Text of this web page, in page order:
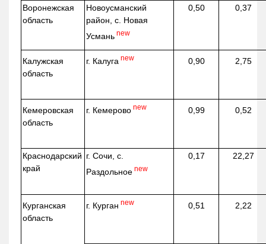
Воронежская
область
Новоусманский
район, с. Новая
Усмань new
0,50 0,37
Калужская
область
г. Калуга new 0,90 2,75
Кемеровская
область
г. Кемерово new 0,99 0,52
Краснодарский
край
г. Сочи, с.
Раздольное new
0,17 22,27
Курганская
область
г. Курган new 0,51 2,22